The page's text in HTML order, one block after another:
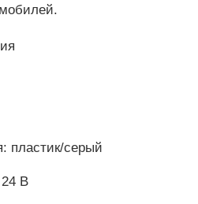
пластик/серый
В